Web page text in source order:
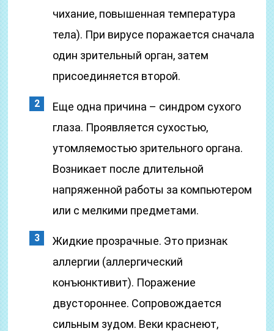
чихание, повышенная температура
тела). При вирусе поражается сначала
один зрительный орган, затем
присоединяется второй.
Еще одна причина – синдром сухого
глаза. Проявляется сухостью,
утомляемостью зрительного органа.
Возникает после длительной
напряженной работы за компьютером
или с мелкими предметами.
Жидкие прозрачные. Это признак
аллергии (аллергический
конъюнктивит). Поражение
двустороннее. Сопровождается
сильным зудом. Веки краснеют,